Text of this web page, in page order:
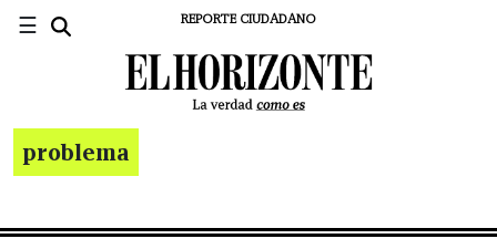
☰ REPORTE CIUDADANO
problema